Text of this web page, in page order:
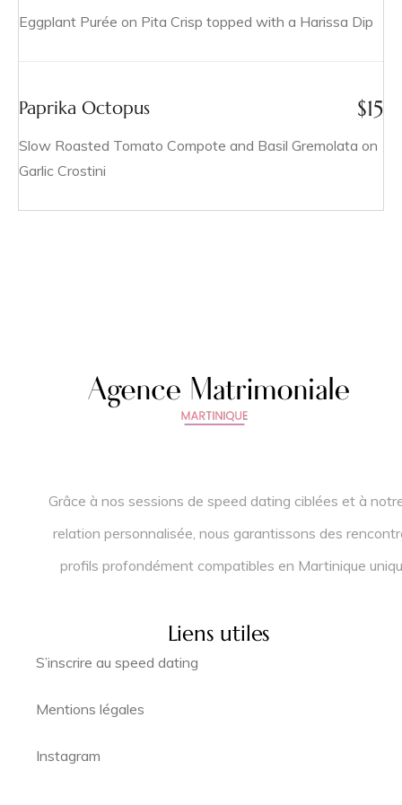
Eggplant Purée on Pita Crisp topped with a Harissa Dip
Paprika Octopus $15
Slow Roasted Tomato Compote and Basil Gremolata on
Garlic Crostini
Grâce à nos sessions de speed dating ciblées et à
relation personnalisée, nous garantissons des
profils profondément compatibles en Martinique
Liens utiles
S’inscrire au speed dating
Mentions légales
Instagram